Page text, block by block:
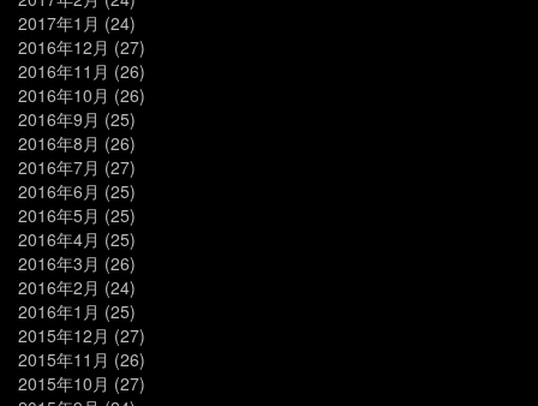
2017年1月 (24)
2016年12月 (27)
2016年11月 (26)
2016年10月 (26)
2016年9月 (25)
2016年8月 (26)
2016年7月 (27)
2016年6月 (25)
2016年5月 (25)
2016年4月 (25)
2016年3月 (26)
2016年2月 (24)
2016年1月 (25)
2015年12月 (27)
2015年11月 (26)
2015年10月 (27)